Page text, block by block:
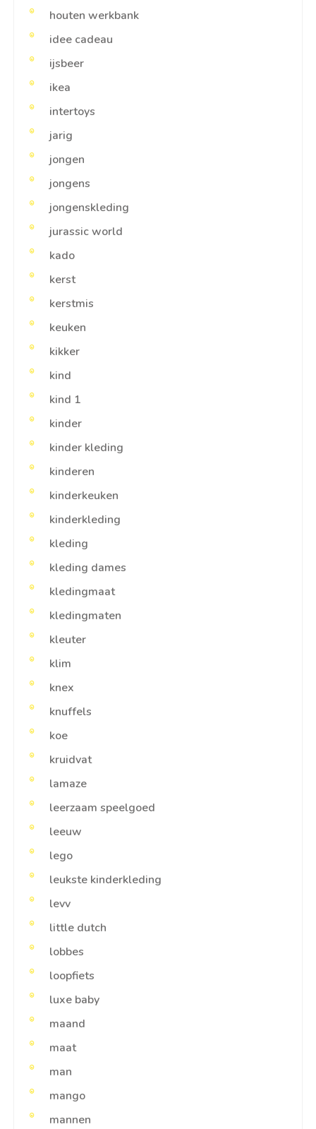
houten werkbank
idee cadeau
ijsbeer
ikea
intertoys
jarig
jongen
jongens
jongenskleding
jurassic world
kado
kerst
kerstmis
keuken
kikker
kind
kind 1
kinder
kinder kleding
kinderen
kinderkeuken
kinderkleding
kleding
kleding dames
kledingmaat
kledingmaten
kleuter
klim
knex
knuffels
koe
kruidvat
lamaze
leerzaam speelgoed
leeuw
lego
leukste kinderkleding
levv
little dutch
lobbes
loopfiets
luxe baby
maand
maat
man
mango
mannen